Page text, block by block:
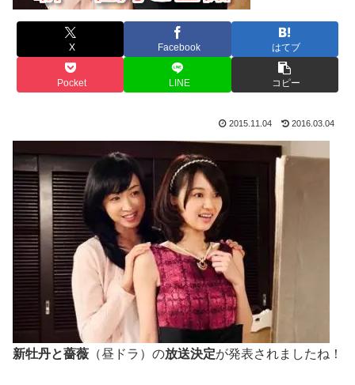
X Facebook はてブ
Pocket LINE コピー
2015.11.04 2016.03.04
新牡丹と薔薇 （昼ドラ）の放送決定が発表されましたね！